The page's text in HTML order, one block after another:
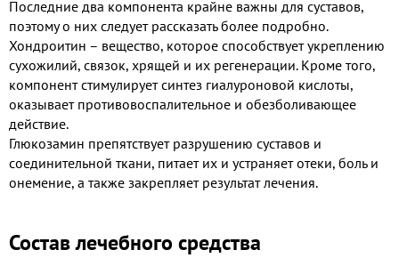
Последние два компонента крайне важны для суставов,
поэтому о них следует рассказать более подробно.
Хондроитин – вещество, которое способствует укреплению
сухожилий, связок, хрящей и их регенерации. Кроме того,
компонент стимулирует синтез гиалуроновой кислоты,
оказывает противовоспалительное и обезболивающее
действие.
Глюкозамин препятствует разрушению суставов и
соединительной ткани, питает их и устраняет отеки, боль и
онемение, а также закрепляет результат лечения.
Состав лечебного средства